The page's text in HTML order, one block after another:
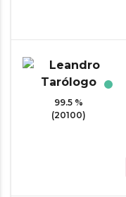
99.5 %
(20100)